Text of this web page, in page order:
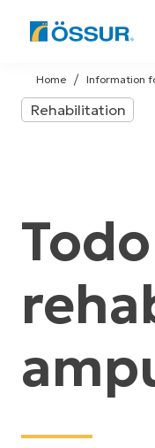
Skip
to
content
Information
Home
Rehabilitation